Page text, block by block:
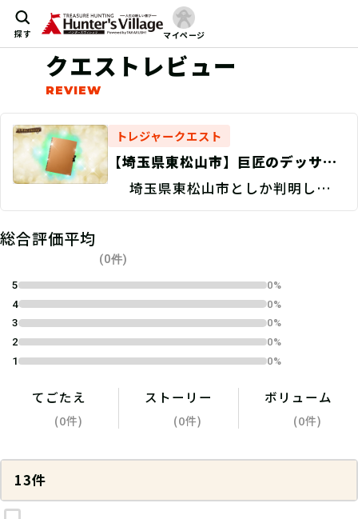
探す マイページ
クエストレビュー
トレジャークエスト
【埼玉県東松山市】巨匠のデッサン
帳を探せ！/捜索地点特定
Discovery
埼玉県東松山市としか判明してい
ない。
総合評価平均
(0件)
5
0%
4
0%
3
0%
2
0%
1
0%
てごたえ
(0件)
ストーリー
(0件)
ボリューム
(0件)
13件